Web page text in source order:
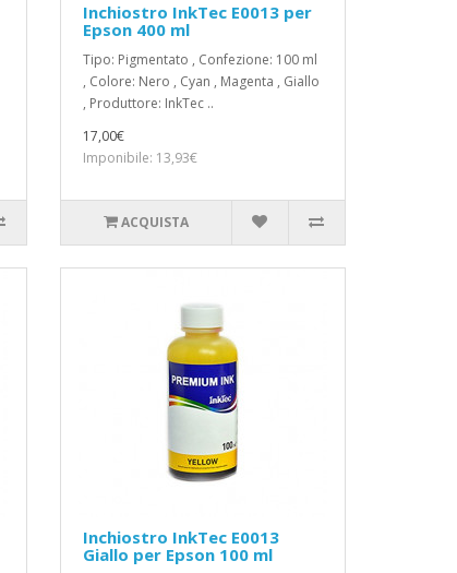
Inchiostro InkTec E0013 per
Epson 400 ml
Tipo: Pigmentato , Confezione: 100 ml
, Colore: Nero , Cyan , Magenta , Giallo
, Produttore: InkTec ..
17,00€
Imponibile: 13,93€
ACQUISTA
Inchiostro InkTec E0013
Giallo per Epson 100 ml